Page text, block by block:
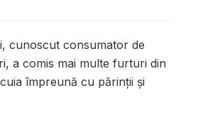
cunoscut consumator de
a comis mai multe furturi din
împreună cu părinții și